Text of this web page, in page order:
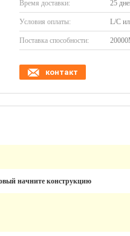
Время доставки: 25
Условия оплаты: L/C
Поставка способности:
контакт
начните конструкцию